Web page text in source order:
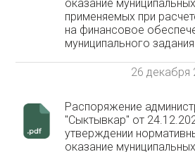
оказание
применяемых при
на финансовое
муниципального
26 декабря
Распоряжение
"Сыктывкар" от
утверждении
оказание